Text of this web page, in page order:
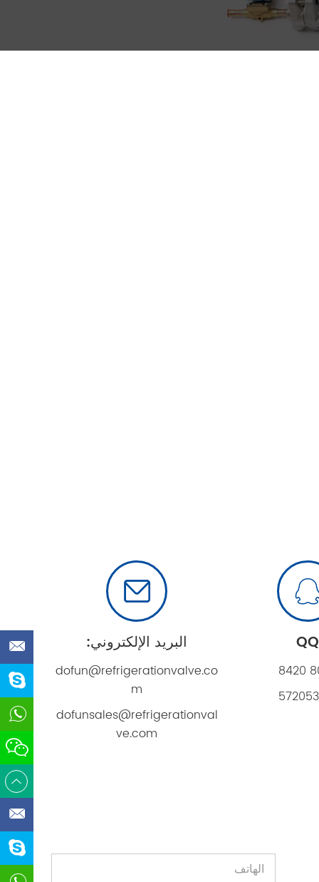
QQ
8420
البريد الإلكتروني:
dofun@refrigerationvalve.co
m
dofunsales@refrigerationval
ve.com